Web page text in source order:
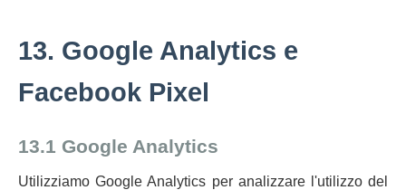
13. Google Analytics e
Facebook Pixel
13.1 Google Analytics
Utilizziamo Google Analytics per analizzare l'utilizzo del